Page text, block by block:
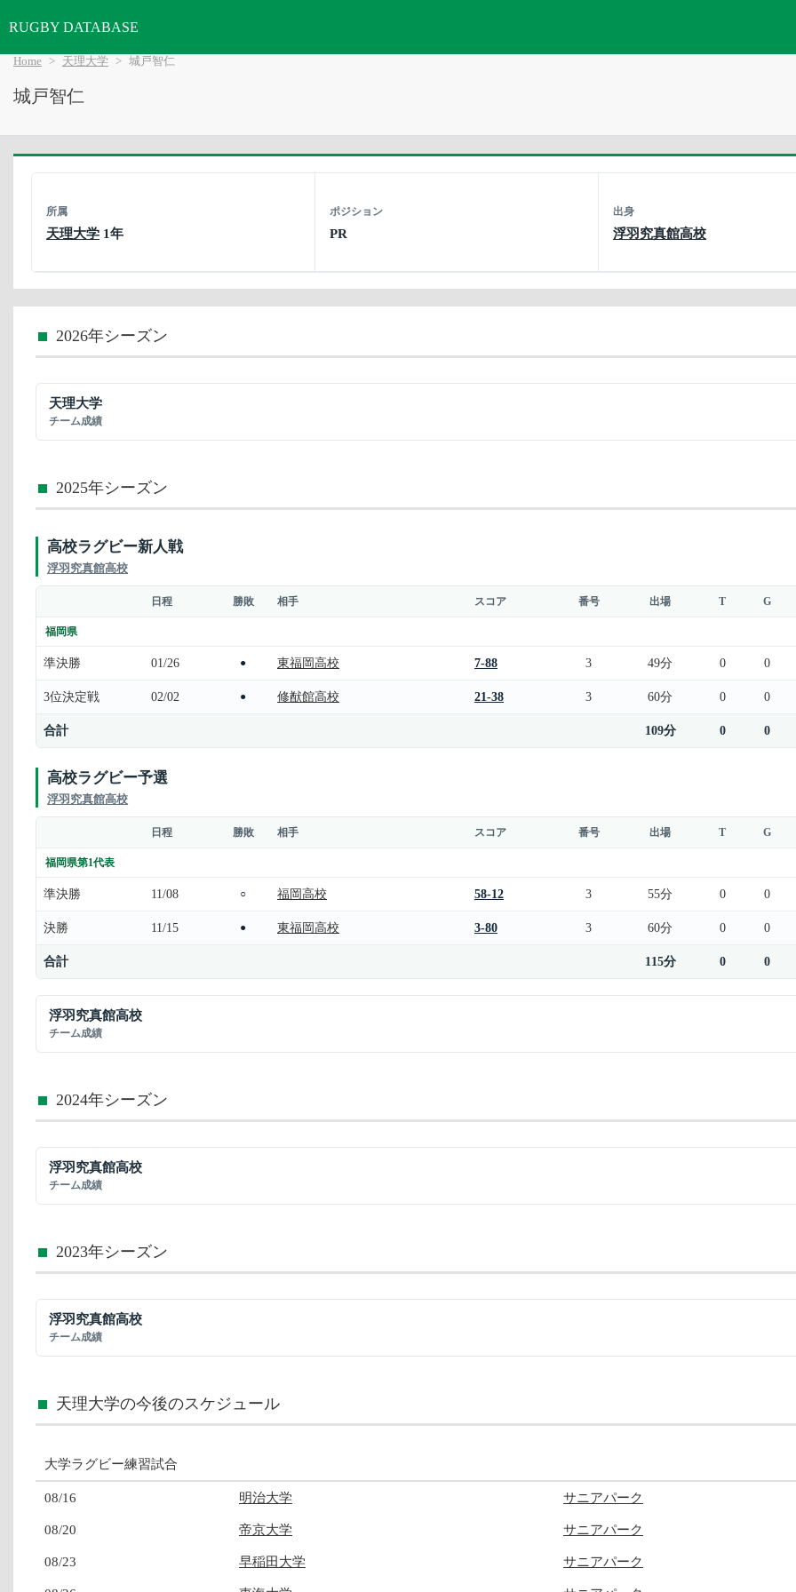
RUGBY DATABASE
Home 天理大学 城戸智仁
城戸智仁
所属
天理大学 1年
ポジション
PR
出身
浮羽究真館高校
2026年シーズン
天理大学
チーム成績
2025年シーズン
高校ラグビー新人戦
浮羽究真館高校
日程 勝敗 相手 スコア 番号 出場 T G
福岡県
準決勝 01/26 ● 東福岡高校 7-88 3 49分 0 0
3位決定戦 02/02 ● 修猷館高校 21-38 3 60分 0 0
合計 109分 0 0
高校ラグビー予選
浮羽究真館高校
日程 勝敗 相手 スコア 番号 出場 T G
福岡県第1代表
準決勝 11/08 ○ 福岡高校 58-12 3 55分 0 0
決勝 11/15 ● 東福岡高校 3-80 3 60分 0 0
合計 115分 0 0
浮羽究真館高校
チーム成績
2024年シーズン
浮羽究真館高校
チーム成績
2023年シーズン
浮羽究真館高校
チーム成績
天理大学の今後のスケジュール
大学ラグビー練習試合
08/16 明治大学 サニアパーク
08/20 帝京大学 サニアパーク
08/23 早稲田大学 サニアパーク